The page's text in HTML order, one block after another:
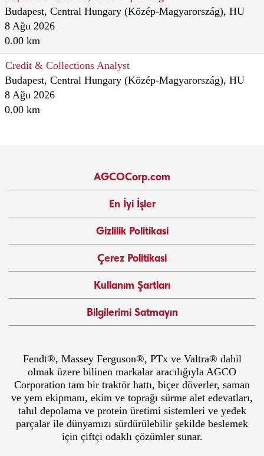
Budapest, Central Hungary (Közép-Magyarország), HU
8 Ağu 2026
0.00 km
Credit & Collections Analyst
Budapest, Central Hungary (Közép-Magyarország), HU
8 Ağu 2026
0.00 km
AGCOCorp.com
En İyi İşler
Gizlilik Politikasi
Çerez Politikasi
Kullanım Şartları
Bilgilerimi Satmayın
Fendt®, Massey Ferguson®, PTx ve Valtra® dahil
olmak üzere bilinen markalar aracılığıyla AGCO
Corporation tam bir traktör hattı, biçer döverler, saman
ve yem ekipmanı, ekim ve toprağı sürme alet edevatları,
tahıl depolama ve protein üretimi sistemleri ve yedek
parçalar ile dünyamızı sürdürülebilir şekilde beslemek
için çiftçi odaklı çözümler sunar.